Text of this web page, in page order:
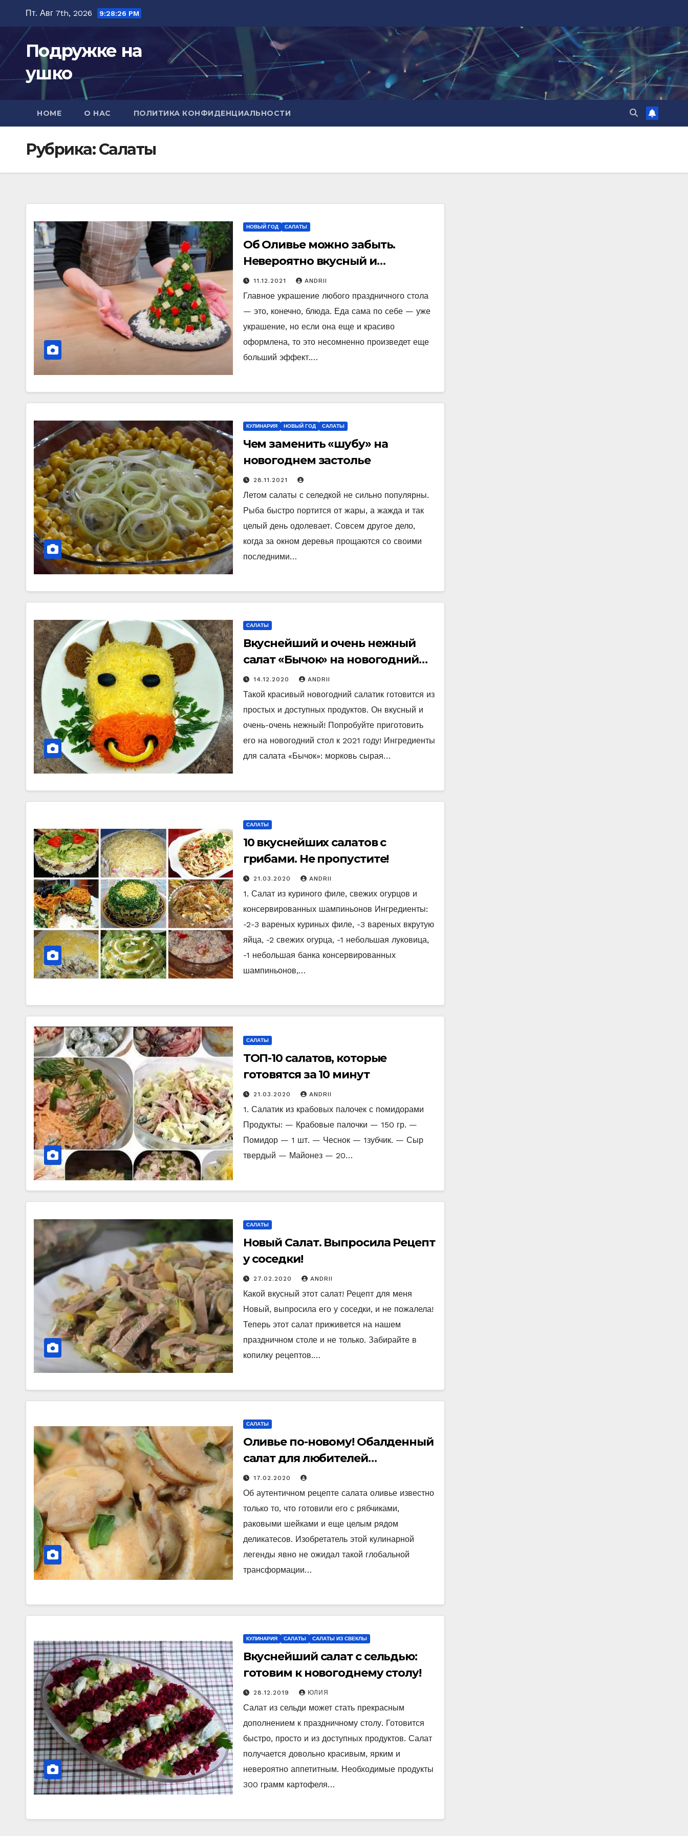
содержимому
Пт. Авг 7th, 2026 9:28:27 PM
Подружке на
ушко
HOME О НАС ПОЛИТИКА КОНФИДЕНЦИАЛЬНОСТИ
Рубрика:Салаты
НОВЫЙ ГОД САЛАТЫ
Об Оливье можно забыть.
Невероятно вкусный и
красивый салат ёлка
11.12.2021 ANDRII
Главное украшение любого праздничного стола
— это, конечно, блюда. Еда сама по себе — уже
украшение, но если она еще и красиво
оформлена, то это несомненно произведет еще
больший эффект.…
КУЛИНАРИЯ НОВЫЙ ГОД САЛАТЫ
Чем заменить «шубу» на
новогоднем застолье
28.11.2021
Летом салаты с селедкой не сильно популярны.
Рыба быстро портится от жары, а жажда и так
целый день одолевает. Совсем другое дело,
когда за окном деревья прощаются со своими
последними…
САЛАТЫ
Вкуснейший и очень нежный
салат «Бычок» на новогодний
стол
14.12.2020 ANDRII
Такой красивый новогодний салатик готовится из
простых и доступных продуктов. Он вкусный и
очень-очень нежный! Попробуйте приготовить
его на новогодний стол к 2021 году! Ингредиенты
для салата «Бычок»: морковь сырая…
САЛАТЫ
10 вкуснейших салатов с
грибами. Не пропустите!
21.03.2020 ANDRII
1. Салат из куриного филе, свежих огурцов и
консервированных шампиньонов Ингредиенты:
-2-3 вареных куриных филе, -3 вареных вкрутую
яйца, -2 свежих огурца, -1 небольшая луковица,
-1 небольшая банка консервированных
шампиньонов,…
САЛАТЫ
ТОП-10 салатов, которые
готовятся за 10 минут
21.03.2020 ANDRII
1. Салатик из крабовых палочек с помидорами
Продукты: — Крабовые палочки — 150 гр. —
Помидор — 1 шт. — Чеснок — 1зубчик. — Сыр
твердый — Майонез — 20…
САЛАТЫ
Новый Салат. Выпросила Рецепт
у соседки!
27.02.2020 ANDRII
Какой вкусный этот салат! Рецепт для меня
Новый, выпросила его у соседки, и не пожалела!
Теперь этот салат приживется на нашем
праздничном столе и не только. Забирайте в
копилку рецептов.…
САЛАТЫ
Оливье по-новому! Обалденный
салат для любителей
классических блюд!
17.02.2020
Об аутентичном рецепте салата оливье известно
только то, что готовили его с рябчиками,
раковыми шейками и еще целым рядом
деликатесов. Изобретатель этой кулинарной
легенды явно не ожидал такой глобальной
трансформации…
КУЛИНАРИЯ САЛАТЫ САЛАТЫ ИЗ СВЕКЛЫ
Вкуснейший салат с сельдью:
готовим к новогоднему столу!
28.12.2019 ЮЛИЯ
Салат из сельди может стать прекрасным
дополнением к праздничному столу. Готовится
быстро, просто и из доступных продуктов. Салат
получается довольно красивым, ярким и
невероятно аппетитным. Необходимые продукты
300 грамм картофеля…